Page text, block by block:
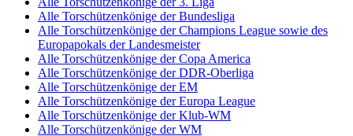
Alle Torschützenkönige der Bundesliga
Alle Torschützenkönige der Champions League sowie des
Europapokals der Landesmeister
Alle Torschützenkönige der Copa America
Alle Torschützenkönige der DDR-Oberliga
Alle Torschützenkönige der EM
Alle Torschützenkönige der Europa League
Alle Torschützenkönige der Klub-WM
Alle Torschützenkönige der WM